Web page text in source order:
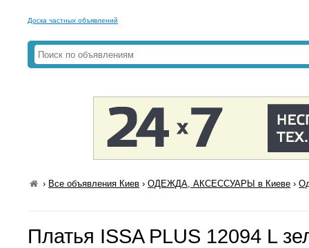
Доска частных объявлений
› Все объявления Киев ›ОДЕЖДА, АКСЕССУАРЫ в Киеве ›
Платья ISSA PLUS 12094 L